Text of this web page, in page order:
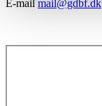
E-mail mail@gdbf.dk